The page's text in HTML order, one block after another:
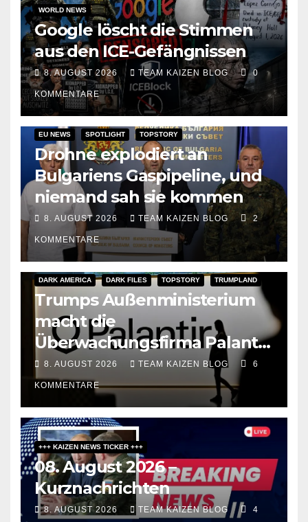
WORLD NEWS
Google löscht die Stimmen
aus den ICE-Gefängnissen
8. AUGUST 2026 TEAM KAIZEN BLOG 0
KOMMENTARE
EU NEWS SPOTLIGHT TOPSTORY
Drohne explodiert an
Bulgariens Gaspipeline, und
niemand sah sie kommen
8. AUGUST 2026 TEAM KAIZEN BLOG 2
KOMMENTARE
DARK AMERICA DARK FILES TOPSTORY TRUMPLAND
Trumps Außenministerium
macht die
Überwachungsfirma Palantir
zum Berater für
Meinungsfreiheit
8. AUGUST 2026 TEAM KAIZEN BLOG 6
KOMMENTARE
+++ KAIZEN NEWS TICKER +++
08. August 2026 –
Kurznachrichten
8. AUGUST 2026 TEAM KAIZEN BLOG 4